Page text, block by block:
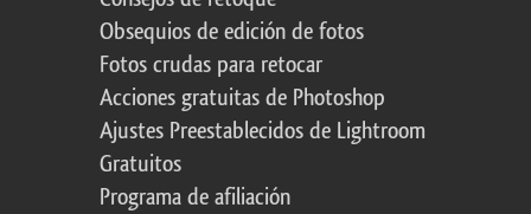
Obsequios de edición de fotos
Fotos crudas para retocar
Acciones gratuitas de Photoshop
Ajustes Preestablecidos de Lightroom
Gratuitos
Programa de afiliación